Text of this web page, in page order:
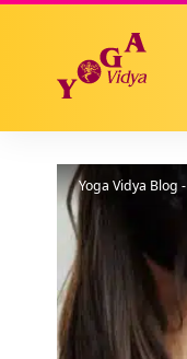
Yoga Vidya Blog